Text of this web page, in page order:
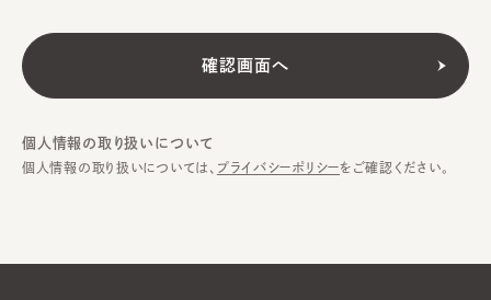
個人情報の取り扱いについて
個人情報の取り扱いについては、 プライバシーポリシーをご確認ください。